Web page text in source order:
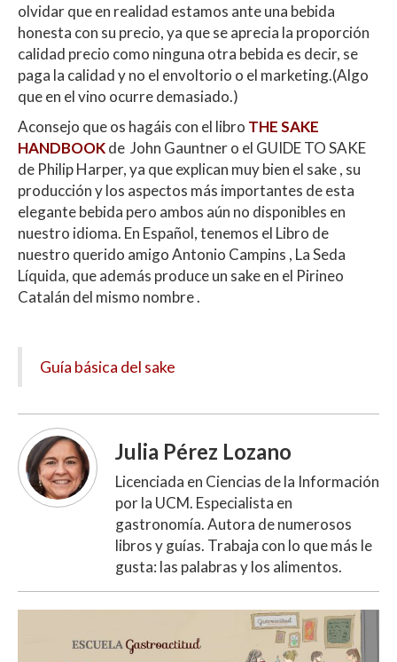
olvidar que en realidad estamos ante una bebida
honesta con su precio, ya que se aprecia la proporción
calidad precio como ninguna otra bebida es decir, se
paga la calidad y no el envoltorio o el marketing.(Algo
que en el vino ocurre demasiado.)
Aconsejo que os hagáis con el libro THE SAKE
HANDBOOKde John Gauntner o el GUIDE TO SAKE
de Philip Harper, ya que explican muy bien el sake , su
producción y los aspectos más importantes de esta
elegante bebida pero ambos aún no disponibles en
nuestro idioma. En Español, tenemos el Libro de
nuestro querido amigo Antonio Campins , La Seda
Líquida, que además produce un sake en el Pirineo
Catalán del mismo nombre .
Guía básica del sake
Julia Pérez Lozano
Licenciada en Ciencias de la Información
por la UCM. Especialista en
gastronomía. Autora de numerosos
libros y guías. Trabaja con lo que más le
gusta: las palabras y los alimentos.